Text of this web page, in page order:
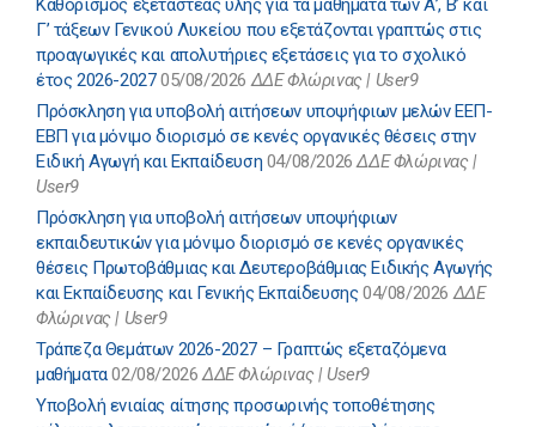
Καθορισμός εξεταστέας ύλης για τα μαθήματα των Α’, Β’ και
Γ’ τάξεων Γενικού Λυκείου που εξετάζονται γραπτώς στις
προαγωγικές και απολυτήριες εξετάσεις για το σχολικό
έτος 2026-2027 05/08/2026 ΔΔΕ Φλώρινας | User9
Πρόσκληση για υποβολή αιτήσεων υποψήφιων μελών ΕΕΠ-
ΕΒΠ για μόνιμο διορισμό σε κενές οργανικές θέσεις στην
Ειδική Αγωγή και Εκπαίδευση 04/08/2026 ΔΔΕ Φλώρινας |
User9
Πρόσκληση για υποβολή αιτήσεων υποψήφιων
εκπαιδευτικών για μόνιμο διορισμό σε κενές οργανικές
θέσεις Πρωτοβάθμιας και Δευτεροβάθμιας Ειδικής Αγωγής
και Εκπαίδευσης και Γενικής Εκπαίδευσης 04/08/2026 ΔΔΕ
Φλώρινας | User9
Τράπεζα Θεμάτων 2026-2027 – Γραπτώς εξεταζόμενα
μαθήματα 02/08/2026 ΔΔΕ Φλώρινας | User9
Υποβολή ενιαίας αίτησης προσωρινής τοποθέτησης